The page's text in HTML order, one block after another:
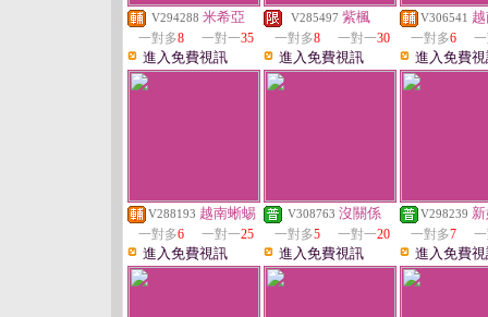
V294288 米希亞
一對多8 一對一35
進入免費視訊
V285497 紫楓
一對多8 一對一30
進入免費視訊
V306541
一對多6
進入免費
V288193 越南蜥蜴
一對多6 一對一25
進入免費視訊
V308763 沒關係
一對多5 一對一20
進入免費視訊
V298239
一對多7
進入免費